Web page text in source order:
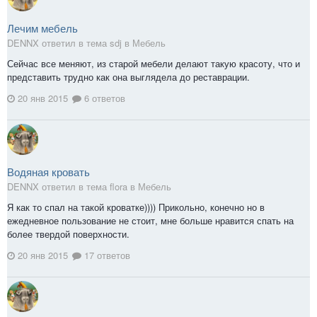
Лечим мебель
DENNX ответил в тема sdj в Мебель
Сейчас все меняют, из старой мебели делают такую красоту, что и
представить трудно как она выглядела до реставрации.
20 янв 2015
6 ответов
Водяная кровать
DENNX ответил в тема flora в Мебель
Я как то спал на такой кроватке)))) Прикольно, конечно но в
ежедневное пользование не стоит, мне больше нравится спать на
более твердой поверхности.
20 янв 2015
17 ответов